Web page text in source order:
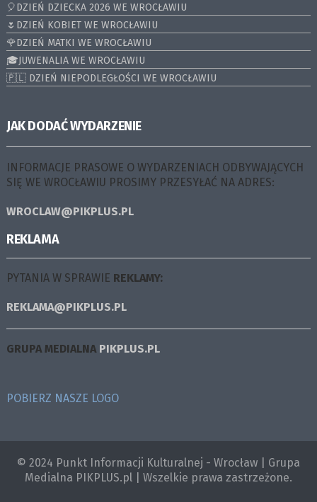
🎈DZIEŃ DZIECKA 2026 WE WROCŁAWIU
🌷DZIEŃ KOBIET WE WROCŁAWIU
🌹DZIEŃ MATKI WE WROCŁAWIU
🎓JUWENALIA WE WROCŁAWIU
🇵🇱 DZIEŃ NIEPODLEGŁOŚCI WE WROCŁAWIU
JAK DODAĆ WYDARZENIE
INFORMACJE PRASOWE O WYDARZENIACH ODBYWAJĄCYCH
SIĘ WE WROCŁAWIU PROSIMY PRZESYŁAĆ NA ADRES:
WROCLAW@PIKPLUS.PL
REKLAMA
PYTANIA W SPRAWIE REKLAMY:
REKLAMA@PIKPLUS.PL
GRUPA MEDIALNA PIKPLUS.PL
POBIERZ NASZE LOGO
© 2024 Punkt Informacji Kulturalnej - Wrocław | Grupa
Medialna PIKPLUS.pl | Wszelkie prawa zastrzeżone.